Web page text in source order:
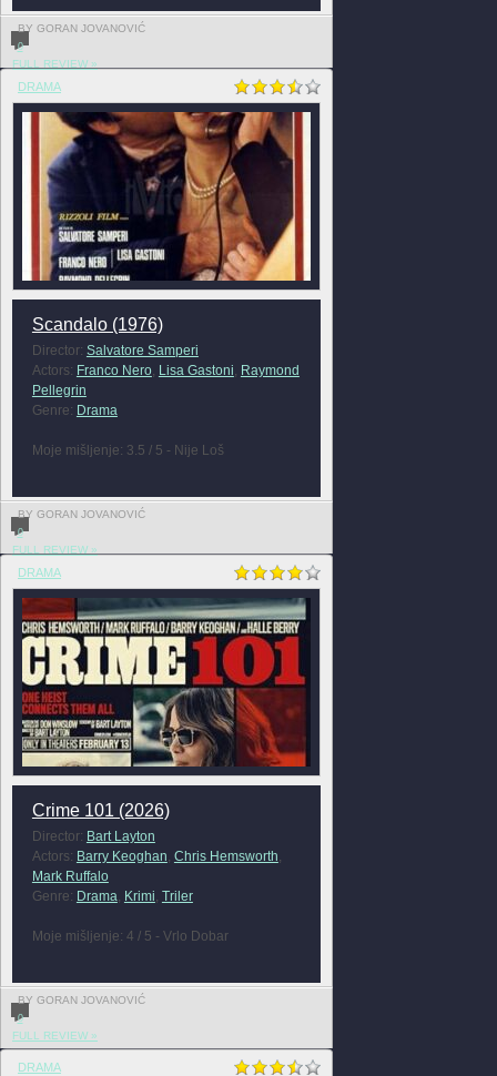
BY GORAN JOVANOVIĆ
0
FULL REVIEW »
DRAMA
Scandalo (1976)
Director: Salvatore Samperi
Actors: Franco Nero, Lisa Gastoni, Raymond
Pellegrin
Genre: Drama
Moje mišljenje: 3.5 / 5 - Nije Loš
BY GORAN JOVANOVIĆ
0
FULL REVIEW »
DRAMA
Crime 101 (2026)
Director: Bart Layton
Actors: Barry Keoghan, Chris Hemsworth,
Mark Ruffalo
Genre: Drama, Krimi, Triler
Moje mišljenje: 4 / 5 - Vrlo Dobar
BY GORAN JOVANOVIĆ
0
FULL REVIEW »
DRAMA